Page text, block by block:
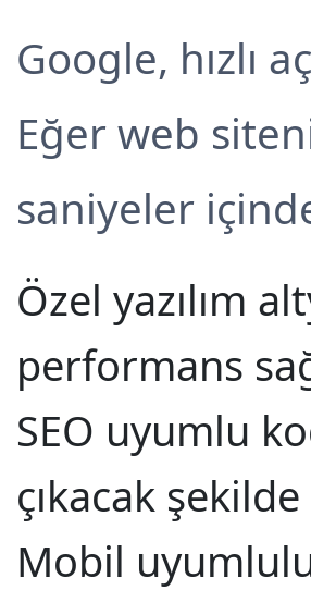
Google, hızlı
Eğer web
saniyeler
Özel yazılım
performans
SEO uyumlu
çıkacak
Mobil